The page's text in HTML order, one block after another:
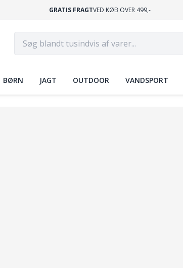
GRATIS FRAGTVED KØB OVER 499,-
BØRN JAGT OUTDOOR VANDSPORT